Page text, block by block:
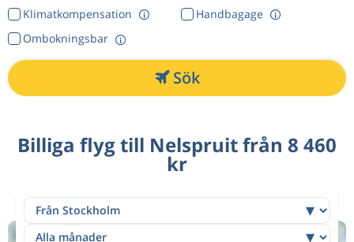
Klimatkompensation
Ombokningsbar
Handbagage
Sök
Billiga flyg till Nelspruit från 8 460
kr